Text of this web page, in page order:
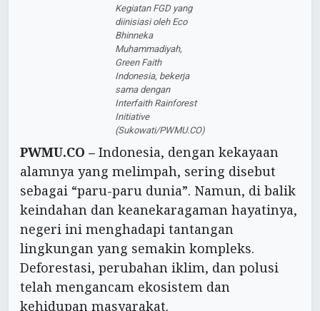
Kegiatan FGD yang
diinisiasi oleh Eco
Bhinneka
Muhammadiyah,
Green Faith
Indonesia, bekerja
sama dengan
Interfaith Rainforest
Initiative
(Sukowati/PWMU.CO)
PWMU.CO – Indonesia, dengan kekayaan
alamnya yang melimpah, sering disebut
sebagai “paru-paru dunia”. Namun, di balik
keindahan dan keanekaragaman hayatinya,
negeri ini menghadapi tantangan
lingkungan yang semakin kompleks.
Deforestasi, perubahan iklim, dan polusi
telah mengancam ekosistem dan
kehidupan masyarakat.